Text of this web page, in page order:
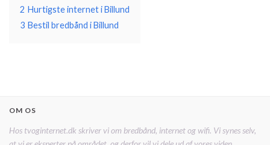
2 Hurtigste internet i Billund
3 Bestil bredbånd i Billund
OM OS
Hos tvoginternet.dk skriver vi om bredbånd, internet og wifi. Vi synes selv,